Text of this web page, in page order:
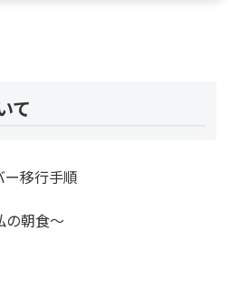
て
移行手順
の朝食～